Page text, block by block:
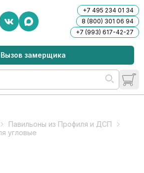
+7 495 234 01 34
8 (800) 301 06 94
+7 (993) 617-42-27
Вызов замерщика
Павильоны из Профиля и ДСП
угловые